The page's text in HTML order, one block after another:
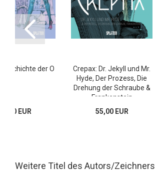
der O
EUR
Crepax: Dr. Jekyll und Mr.
Hyde, Der Prozess, Die
Drehung der Schraube &
Frankenstein
55,00 EUR
Weitere Titel des Autors/Zeichners